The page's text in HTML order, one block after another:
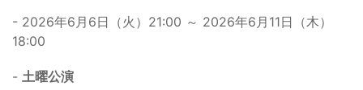
- 2026年6月6日（火）21:00 ～ 2026年6月11日（木）
18:00
- 土曜公演